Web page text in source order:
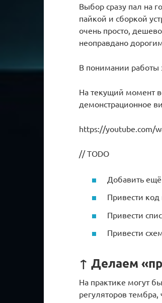
Выбор сразу пал на
пайкой и сборкой
очень просто,
неоправдано
В понимании работы
На текущий момент
демонстрационное
https://youtube.com/
// TODO
Добавить
Привести
Привести
Привести
↑ Делаем
На практике могут
регуляторов тембра,